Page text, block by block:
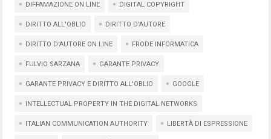
DIFFAMAZIONE ON LINE DIGITAL COPYRIGHT
DIRITTO ALL'OBLIO DIRITTO D'AUTORE
DIRITTO D'AUTORE ON LINE FRODE INFORMATICA
FULVIO SARZANA GARANTE PRIVACY
GARANTE PRIVACY E DIRITTO ALL'OBLIO GOOGLE
INTELLECTUAL PROPERTY IN THE DIGITAL NETWORKS
ITALIAN COMMUNICATION AUTHORITY LIBERTÀ DI ESPRESSIONE